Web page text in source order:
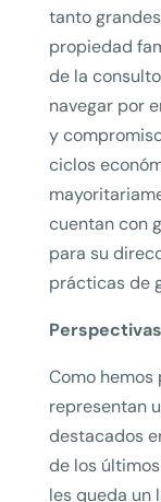
tanto
propiedad
de la
navegar por
y
ciclos
cuentan con
para su
prácticas de
Como
representan
destacados
de los
les queda un